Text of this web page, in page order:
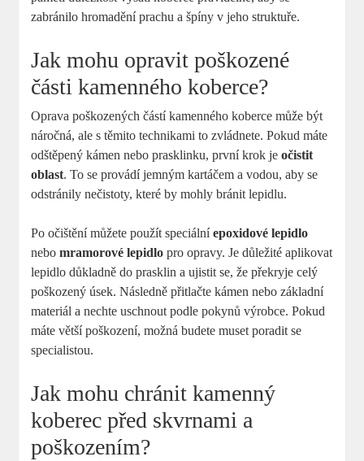
zabránilo hromadění prachu a špíny v jeho struktuře.
Jak mohu opravit poškozené
části kamenného koberce?
Oprava poškozených částí kamenného koberce může být
náročná, ale s těmito technikami to zvládnete. Pokud máte
odštěpený kámen nebo prasklinku, první krok jeočistit
oblast. To se provádí jemným kartáčem a vodou, aby se
odstránily nečistoty, které by mohly bránit lepidlu.
Po očištění můžete použít speciálníepoxidové lepidlo
nebomramorové lepidlo pro opravy. Je důležité aplikovat
lepidlo důkladně do prasklin a ujistit se, že překryje celý
poškozený úsek. Následně přitlačte kámen nebo základní
materiál a nechte uschnout podle pokynů výrobce. Pokud
máte větší poškození, možná budete muset poradit se
specialistou.
Jak mohu chránit kamenný
koberec před skvrnami a
poškozením?